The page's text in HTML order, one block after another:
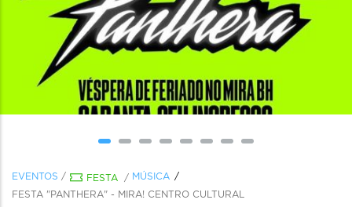
EVENTOS / FESTA / MÚSICA
FESTA "PANTHERA" - MIRA! CENTRO CULTURAL